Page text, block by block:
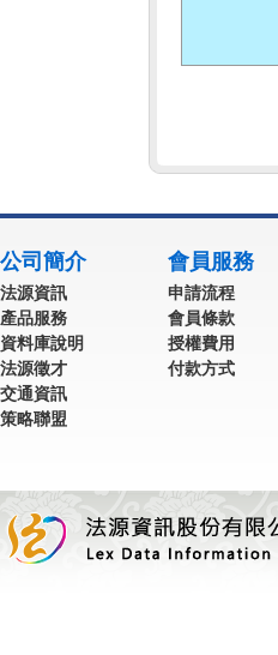
公司簡介
法源資訊
產品服務
資料庫說明
法源徵才
交通資訊
策略聯盟
會員服務
申請流程
會員條款
授權費用
付款方式